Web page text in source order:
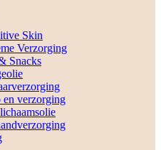
Skin
Verzorging
Snacks
en verzorging